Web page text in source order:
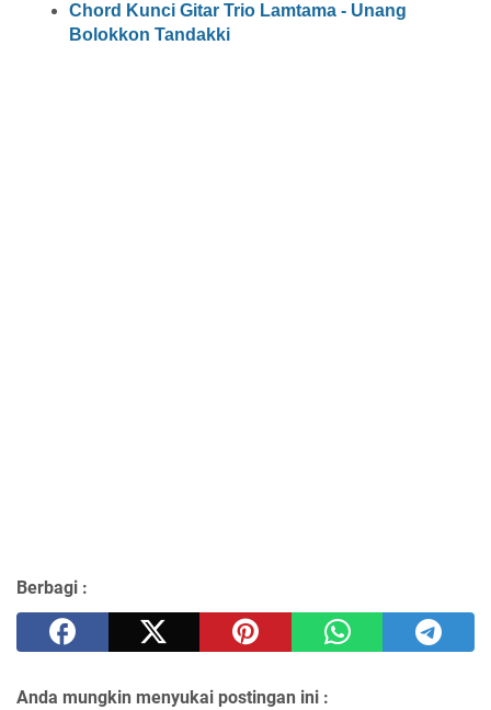
Chord Kunci Gitar Trio Lamtama - Unang
Bolokkon Tandakki
Berbagi :
Anda mungkin menyukai postingan ini :